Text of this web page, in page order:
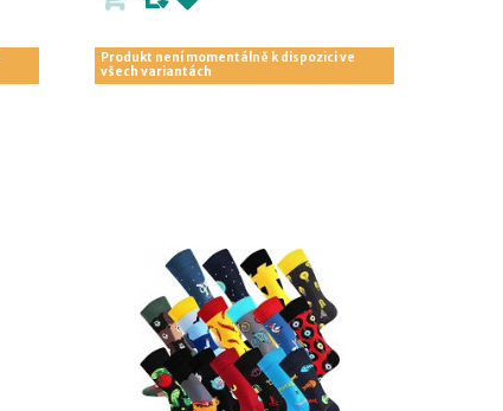
Produkt není momentálně k dispozici ve
všech variantách